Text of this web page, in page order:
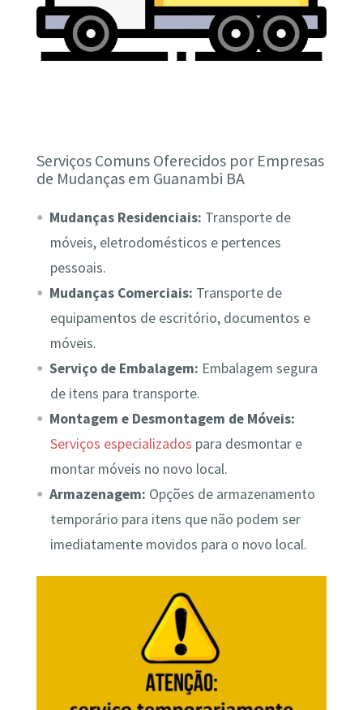
Serviços Comuns Oferecidos por Empresas
de Mudanças em Guanambi BA
Mudanças Residenciais: Transporte de
móveis, eletrodomésticos e pertences
pessoais.
Mudanças Comerciais: Transporte de
equipamentos de escritório, documentos e
móveis.
Serviço de Embalagem: Embalagem segura
de itens para transporte.
Montagem e Desmontagem de Móveis:
Serviços especializados para desmontar e
montar móveis no novo local.
Armazenagem: Opções de armazenamento
temporário para itens que não podem ser
imediatamente movidos para o novo local.